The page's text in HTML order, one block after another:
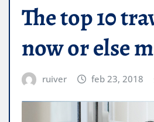
The top 10
now or else
ruiver feb 23, 2018